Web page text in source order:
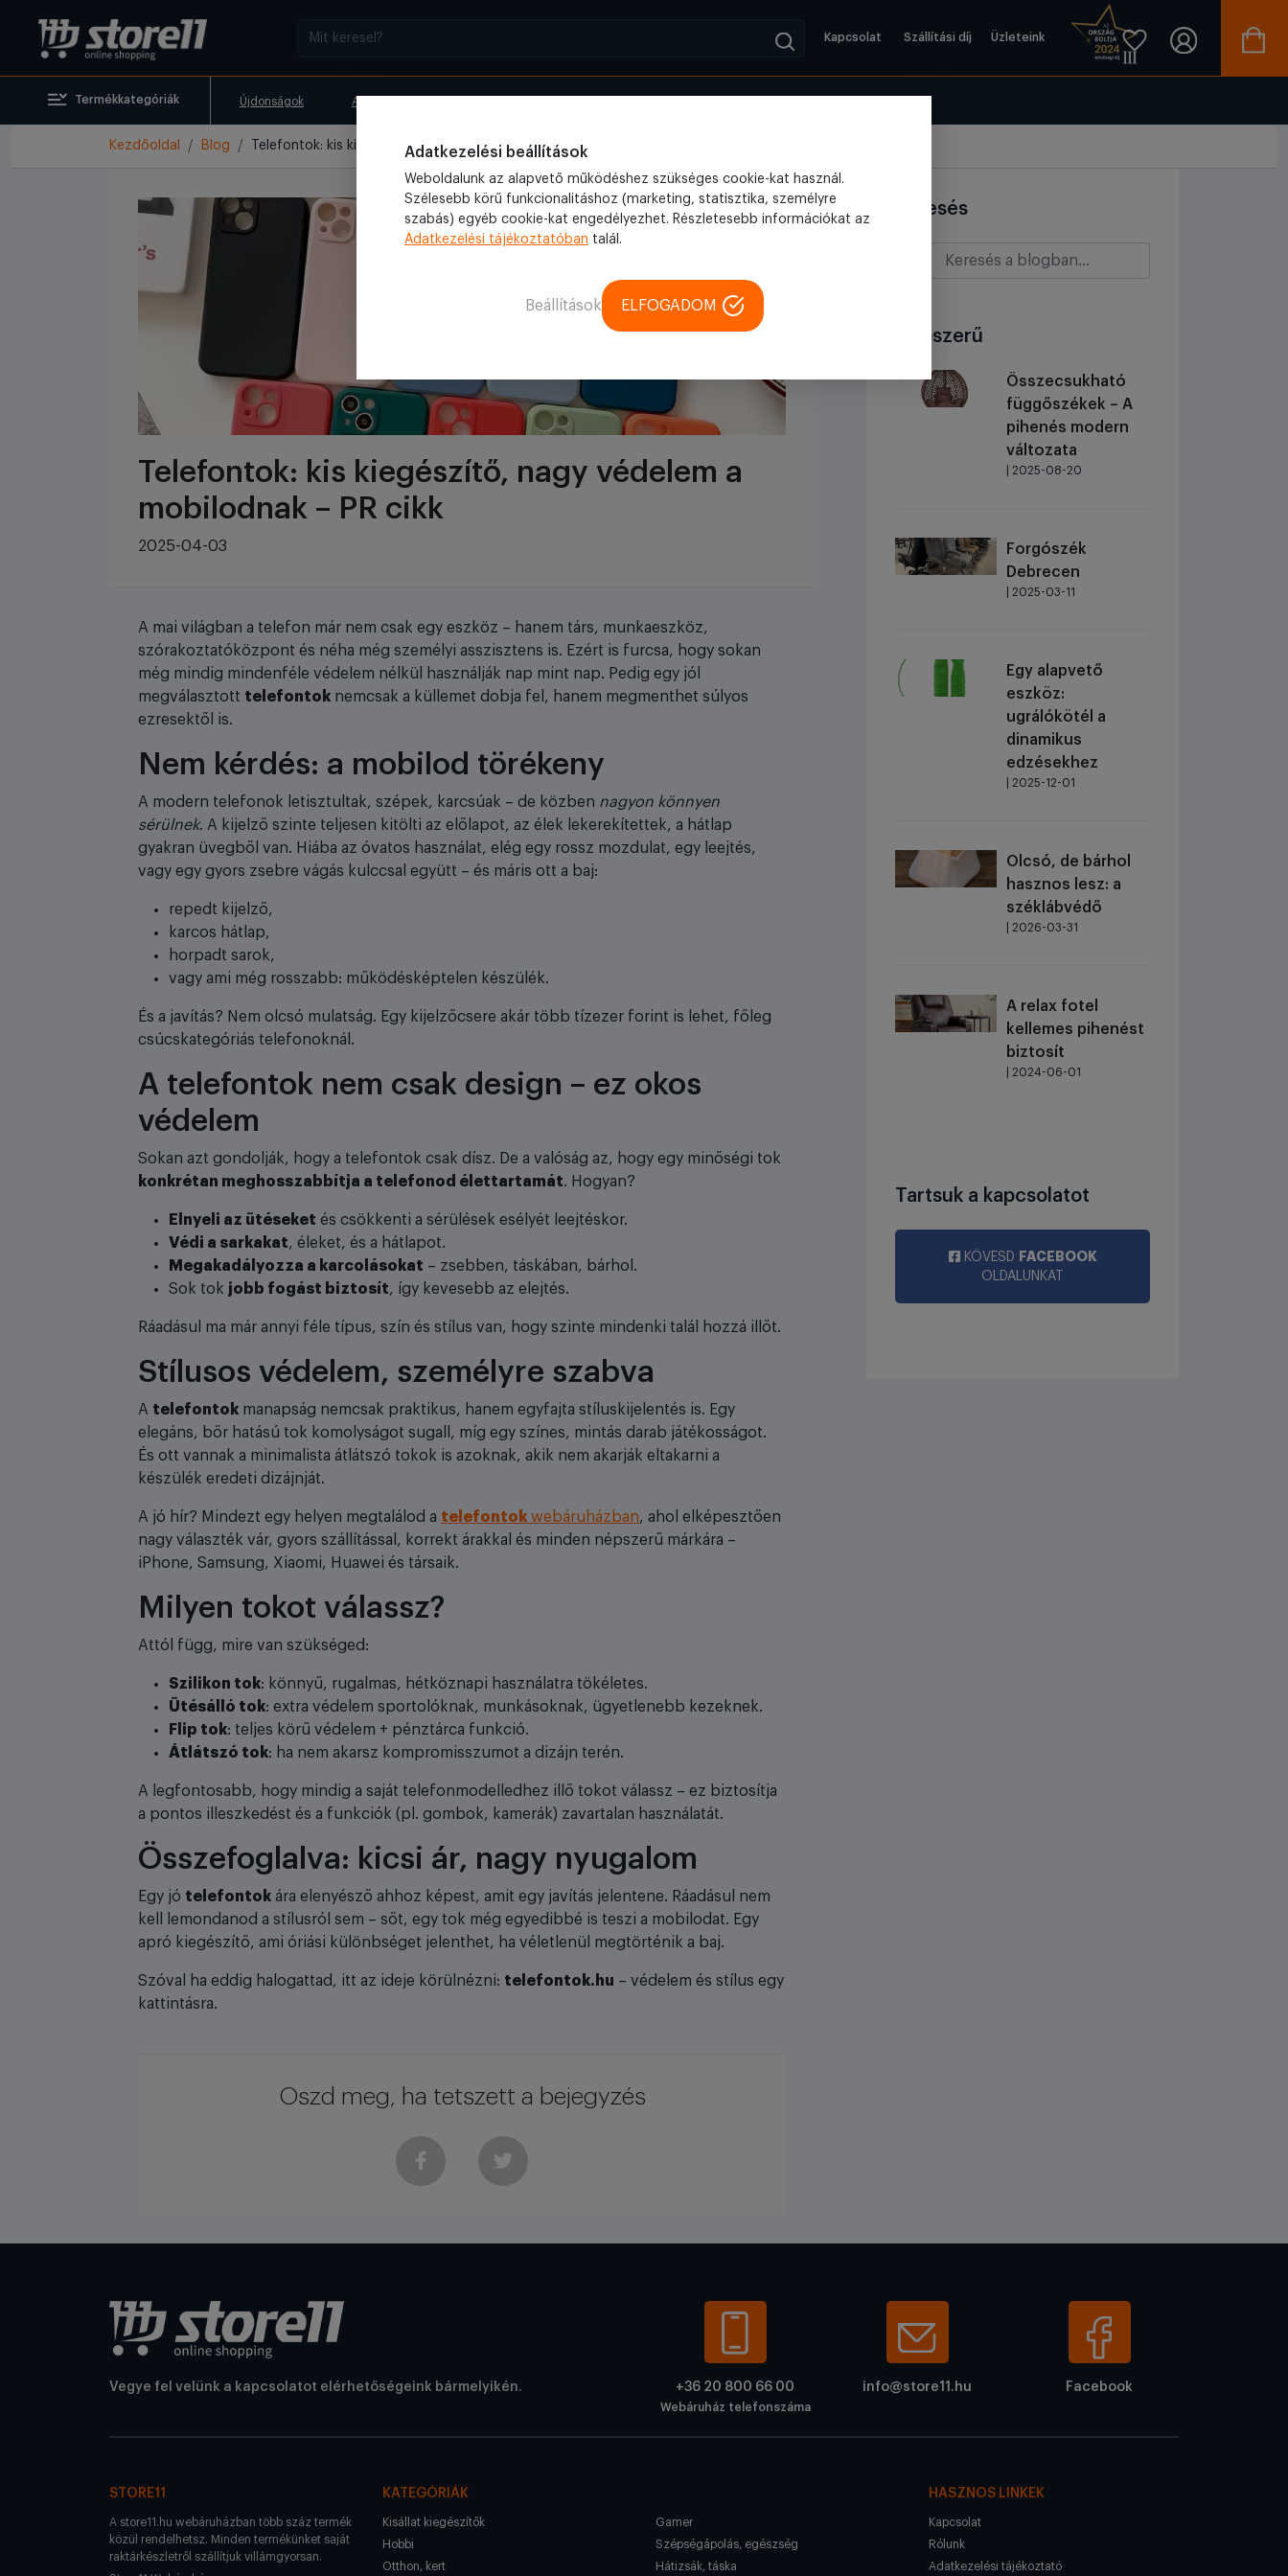
Kapcsolat Szállítási díj Üzleteink
Termékkategóriák Újdonságok Akciók
Kezdőoldal Blog Telefontok: kis kiegészítő, nagy védelem a mobilodnak – PR cikk
Telefontok: kis kiegészítő, nagy védelem a
mobilodnak – PR cikk
2025-04-03
A mai világban a telefon már nem csak egy eszköz – hanem társ, munkaeszköz,
szórakoztatóközpont és néha még személyi asszisztens is. Ezért is furcsa, hogy sokan
még mindig mindenféle védelem nélkül használják nap mint nap. Pedig egy jól
megválasztott telefontok nemcsak a küllemet dobja fel, hanem megmenthet súlyos
ezresektől is.
Nem kérdés: a mobilod törékeny
A modern telefonok letisztultak, szépek, karcsúak – de közben nagyon könnyen
sérülnek. A kijelző szinte teljesen kitölti az előlapot, az élek lekerekítettek, a hátlap
gyakran üvegből van. Hiába az óvatos használat, elég egy rossz mozdulat, egy leejtés,
vagy egy gyors zsebre vágás kulccsal együtt – és máris ott a baj:
repedt kijelző,
karcos hátlap,
horpadt sarok,
vagy ami még rosszabb: működésképtelen készülék.
És a javítás? Nem olcsó mulatság. Egy kijelzőcsere akár több tízezer forint is lehet, főleg
csúcskategóriás telefonoknál.
A telefontok nem csak design – ez okos
védelem
Sokan azt gondolják, hogy a telefontok csak dísz. De a valóság az, hogy egy minőségi tok
konkrétan meghosszabbítja a telefonod élettartamát. Hogyan?
Elnyeli az ütéseket és csökkenti a sérülések esélyét leejtéskor.
Védi a sarkakat, éleket, és a hátlapot.
Megakadályozza a karcolásokat – zsebben, táskában, bárhol.
Sok tok jobb fogást biztosít, így kevesebb az elejtés.
Ráadásul ma már annyi féle típus, szín és stílus van, hogy szinte mindenki talál hozzá illőt.
Stílusos védelem, személyre szabva
A telefontok manapság nemcsak praktikus, hanem egyfajta stíluskijelentés is. Egy
elegáns, bőr hatású tok komolyságot sugall, míg egy színes, mintás darab játékosságot.
És ott vannak a minimalista átlátszó tokok is azoknak, akik nem akarják eltakarni a
készülék eredeti dizájnját.
A jó hír? Mindezt egy helyen megtalálod a telefontok webáruházban, ahol elképesztően
nagy választék vár, gyors szállítással, korrekt árakkal és minden népszerű márkára –
iPhone, Samsung, Xiaomi, Huawei és társaik.
Milyen tokot válassz?
Attól függ, mire van szükséged:
Szilikon tok: könnyű, rugalmas, hétköznapi használatra tökéletes.
Ütésálló tok: extra védelem sportolóknak, munkásoknak, ügyetlenebb kezeknek.
Flip tok: teljes körű védelem + pénztárca funkció.
Átlátszó tok: ha nem akarsz kompromisszumot a dizájn terén.
A legfontosabb, hogy mindig a saját telefonmodelledhez illő tokot válassz – ez biztosítja
a pontos illeszkedést és a funkciók (pl. gombok, kamerák) zavartalan használatát.
Összefoglalva: kicsi ár, nagy nyugalom
Egy jó telefontok ára elenyésző ahhoz képest, amit egy javítás jelentene. Ráadásul nem
kell lemondanod a stílusról sem – sőt, egy tok még egyedibbé is teszi a mobilodat. Egy
apró kiegészítő, ami óriási különbséget jelenthet, ha véletlenül megtörténik a baj.
Szóval ha eddig halogattad, itt az ideje körülnézni: telefontok.hu – védelem és stílus egy
kattintásra.
Oszd meg, ha tetszett a bejegyzés
Keresés
Népszerű
Összecsukható
függőszékek – A
pihenés modern
változata
| 2025-08-20
Forgószék
Debrecen
| 2025-03-11
Egy alapvető
eszköz:
ugrálókötél a
dinamikus
edzésekhez
| 2025-12-01
Olcsó, de bárhol
hasznos lesz: a
széklábvédő
| 2026-03-31
A relax fotel
kellemes pihenést
biztosít
| 2024-06-01
Tartsuk a kapcsolatot
KÖVESD FACEBOOK
OLDALUNKAT
Vegye fel velünk a kapcsolatot elérhetőségeink bármelyikén. +36 20 800 66 00
Webáruház telefonszáma
info@store11.hu Facebook
STORE11
A store11.hu webáruházban több száz termék
közül rendelhetsz. Minden termékünket saját
raktárkészletről szállítjuk villámgyorsan.
KATEGÓRIÁK
Kisállat kiegészítők
Hobbi
Otthon, kert
Gamer
Szépségápolás, egészség
Hátizsák, táska
HASZNOS LINKEK
Kapcsolat
Rólunk
Adatkezelési tájékoztató
Adatkezelési beállítások
Weboldalunk az alapvető működéshez szükséges cookie-kat használ.
Szélesebb körű funkcionalitáshoz (marketing, statisztika, személyre
szabás) egyéb cookie-kat engedélyezhet. Részletesebb információkat az
Adatkezelési tájékoztatóban talál.
Beállítások ELFOGADOM